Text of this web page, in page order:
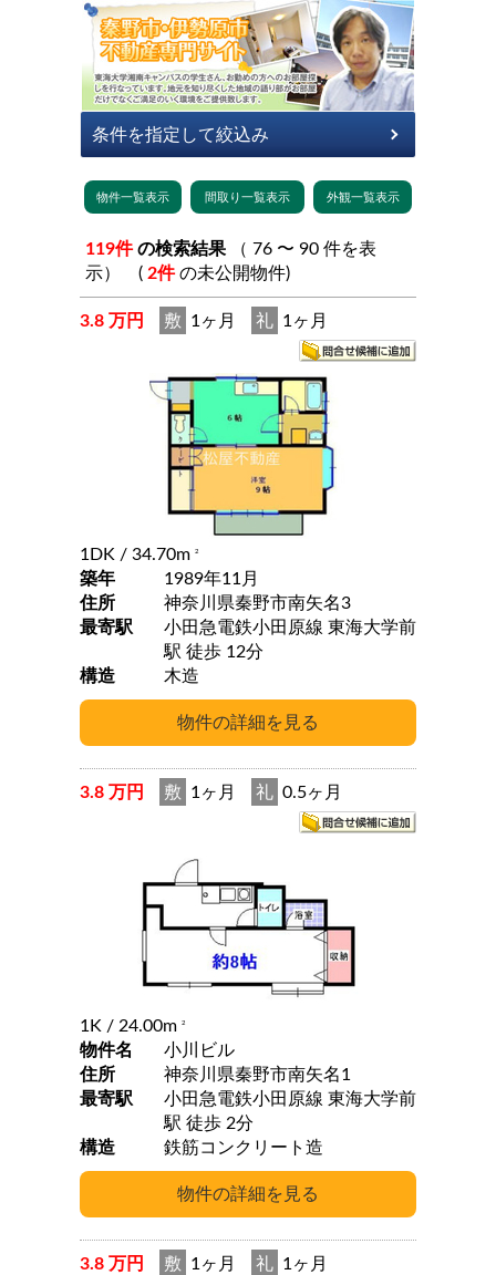
119件 の検索結果
示） ( 2件 の未公開物件)
3.8 万円 敷 1ヶ月 礼 1ヶ月
1DK / 34.70m 2
築年
1989年11月
住所
神奈川県秦野市南矢名3
最寄駅
小田急電鉄小田原線 東海大学前
駅 徒歩 12分
構造
木造
3.8 万円 敷 1ヶ月 礼 0.5ヶ月
1K / 24.00m 2
物件名
小川ビル
住所
神奈川県秦野市南矢名1
最寄駅
小田急電鉄小田原線 東海大学前
駅 徒歩 2分
構造
鉄筋コンクリート造
3.8 万円 敷 1ヶ月 礼 1ヶ月